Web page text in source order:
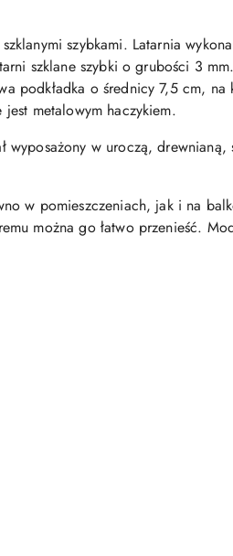
szybkami. Latarnia
szklane szybki o grubości 3
podkładka o średnicy 7,5 cm,
metalowym haczykiem.
wyposażony w uroczą,
w pomieszczeniach, jak i na
można go łatwo przenieść.